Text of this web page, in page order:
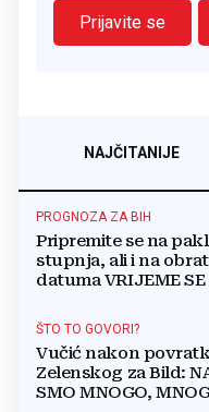
Prijavite se
NAJČITANIJE
PROGNOZA ZA BIH
Pripremite se na
stupnja, ali i na
datuma VRIJEME
ŠTO TO GOVORI?
Vučić nakon
Zelenskog za Bild:
SMO MNOGO,